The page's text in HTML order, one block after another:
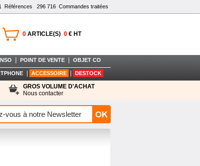
Références 296 716 Commandes traitées
0 ARTICLE(S) 0 € HT
POINT DE VENTE OBJET CO
ACCESSOIRE DESTOCK
GROS VOLUME D'ACHAT
Nous contacter